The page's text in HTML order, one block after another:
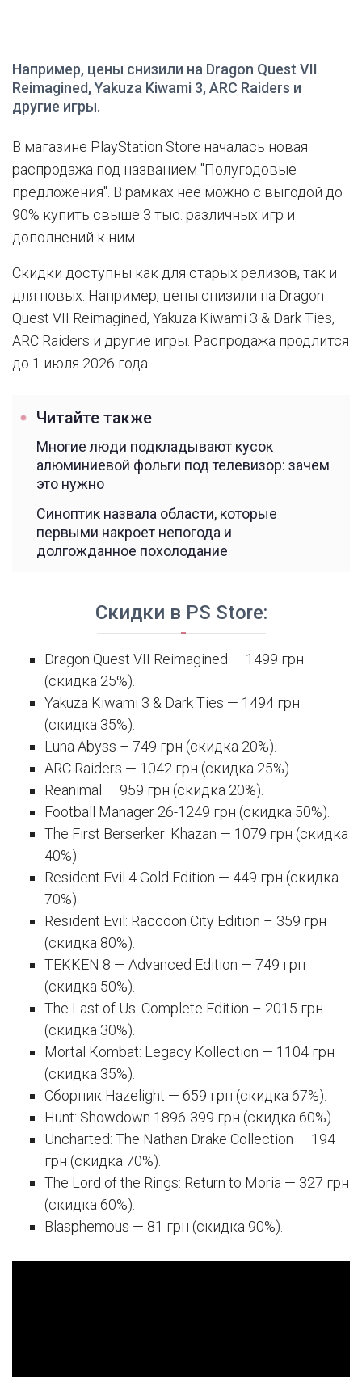
Например, цены снизили на Dragon Quest VII
Reimagined, Yakuza Kiwami 3, ARC Raiders и
другие игры.
В магазине PlayStation Store началась новая
распродажа под названием "Полугодовые
предложения". В рамках нее можно с выгодой до
90% купить свыше 3 тыс. различных игр и
дополнений к ним.
Скидки доступны как для старых релизов, так и
для новых. Например, цены снизили на Dragon
Quest VII Reimagined, Yakuza Kiwami 3 & Dark Ties,
ARC Raiders и другие игры. Распродажа продлится
до 1 июля 2026 года.
Читайте также
Многие люди подкладывают кусок
алюминиевой фольги под телевизор: зачем
это нужно
Синоптик назвала области, которые
первыми накроет непогода и
долгожданное похолодание
Скидки в PS Store:
Dragon Quest VII Reimagined — 1499 грн
(скидка 25%).
Yakuza Kiwami 3 & Dark Ties — 1494 грн
(скидка 35%).
Luna Abyss – 749 грн (скидка 20%).
ARC Raiders — 1042 грн (скидка 25%).
Reanimal — 959 грн (скидка 20%).
Football Manager 26-1249 грн (скидка 50%).
The First Berserker: Khazan — 1079 грн (скидка
40%).
Resident Evil 4 Gold Edition — 449 грн (скидка
70%).
Resident Evil: Raccoon City Edition – 359 грн
(скидка 80%).
TEKKEN 8 — Advanced Edition — 749 грн
(скидка 50%).
The Last of Us: Complete Edition – 2015 грн
(скидка 30%).
Mortal Kombat: Legacy Kollection — 1104 грн
(скидка 35%).
Сборник Hazelight — 659 грн (скидка 67%).
Hunt: Showdown 1896-399 грн (скидка 60%).
Uncharted: The Nathan Drake Collection — 194
грн (скидка 70%).
The Lord of the Rings: Return to Moria — 327 грн
(скидка 60%).
Blasphemous — 81 грн (скидка 90%).